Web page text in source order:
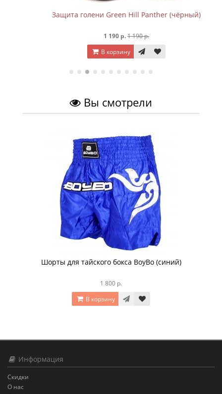
Защита голени Green Hill Panther (чёрный)
1 190 р.1 190 р.
В корзину
Вы смотрели
Шорты для тайского бокса BoyBo (синий)
1 800 р.
В корзину
Информация
Скидки
О нас